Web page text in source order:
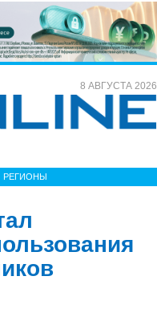
8 АВГУСТА 2026
РЕГИОНЫ